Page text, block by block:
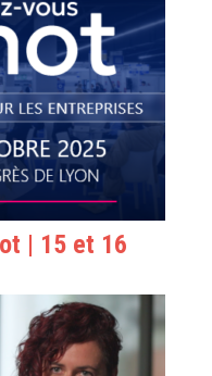
| 15 et 16